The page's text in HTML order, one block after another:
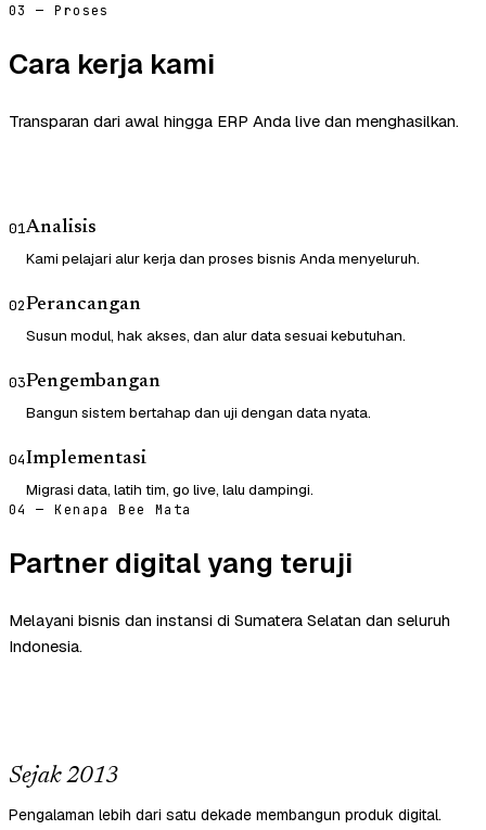
03 — Proses
Cara kerja kami
Transparan dari awal hingga ERP Anda live dan menghasilkan.
01Analisis
Kami pelajari alur kerja dan proses bisnis Anda menyeluruh.
02Perancangan
Susun modul, hak akses, dan alur data sesuai kebutuhan.
03Pengembangan
Bangun sistem bertahap dan uji dengan data nyata.
04Implementasi
Migrasi data, latih tim, go live, lalu dampingi.
04 — Kenapa Bee Mata
Partner digital yang teruji
Melayani bisnis dan instansi di Sumatera Selatan dan seluruh
Indonesia.
Sejak 2013
Pengalaman lebih dari satu dekade membangun produk digital.